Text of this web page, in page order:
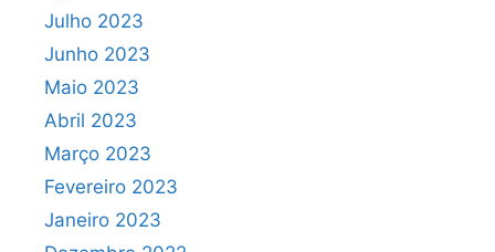
Julho 2023
Junho 2023
Maio 2023
Abril 2023
Março 2023
Fevereiro 2023
Janeiro 2023